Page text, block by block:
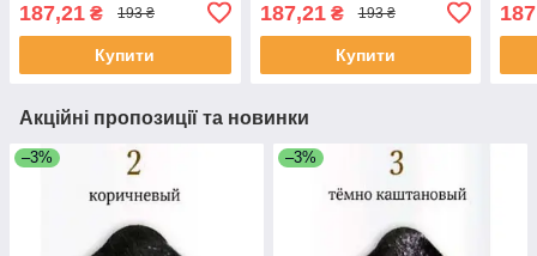
187,21 ₴ 193 ₴
Купити
187,21₴ 193 ₴
Купити
Акційні пропозиції та новинки
–3% –3%